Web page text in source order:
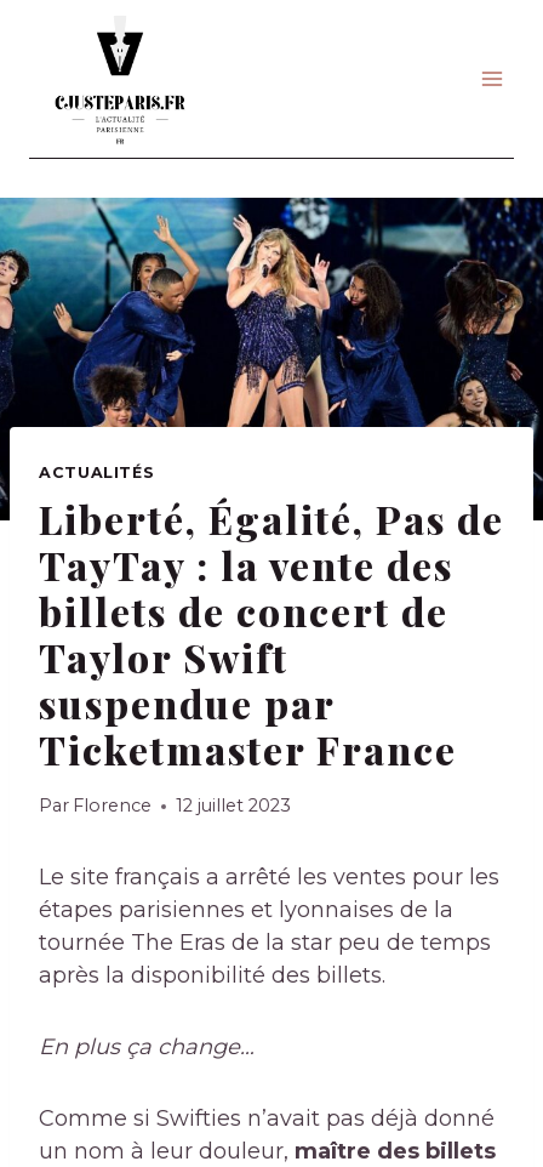
ACTUALITÉS
Liberté, Égalité, Pas de
TayTay : la vente des
billets de concert de
Taylor Swift
suspendue par
Ticketmaster France
Par Florence 12 juillet 2023
Le site français a arrêté les ventes pour les
étapes parisiennes et lyonnaises de la
tournée The Eras de la star peu de temps
après la disponibilité des billets.
En plus ça change…
Comme si Swifties n’avait pas déjà donné
un nom à leur douleur, maître des billets